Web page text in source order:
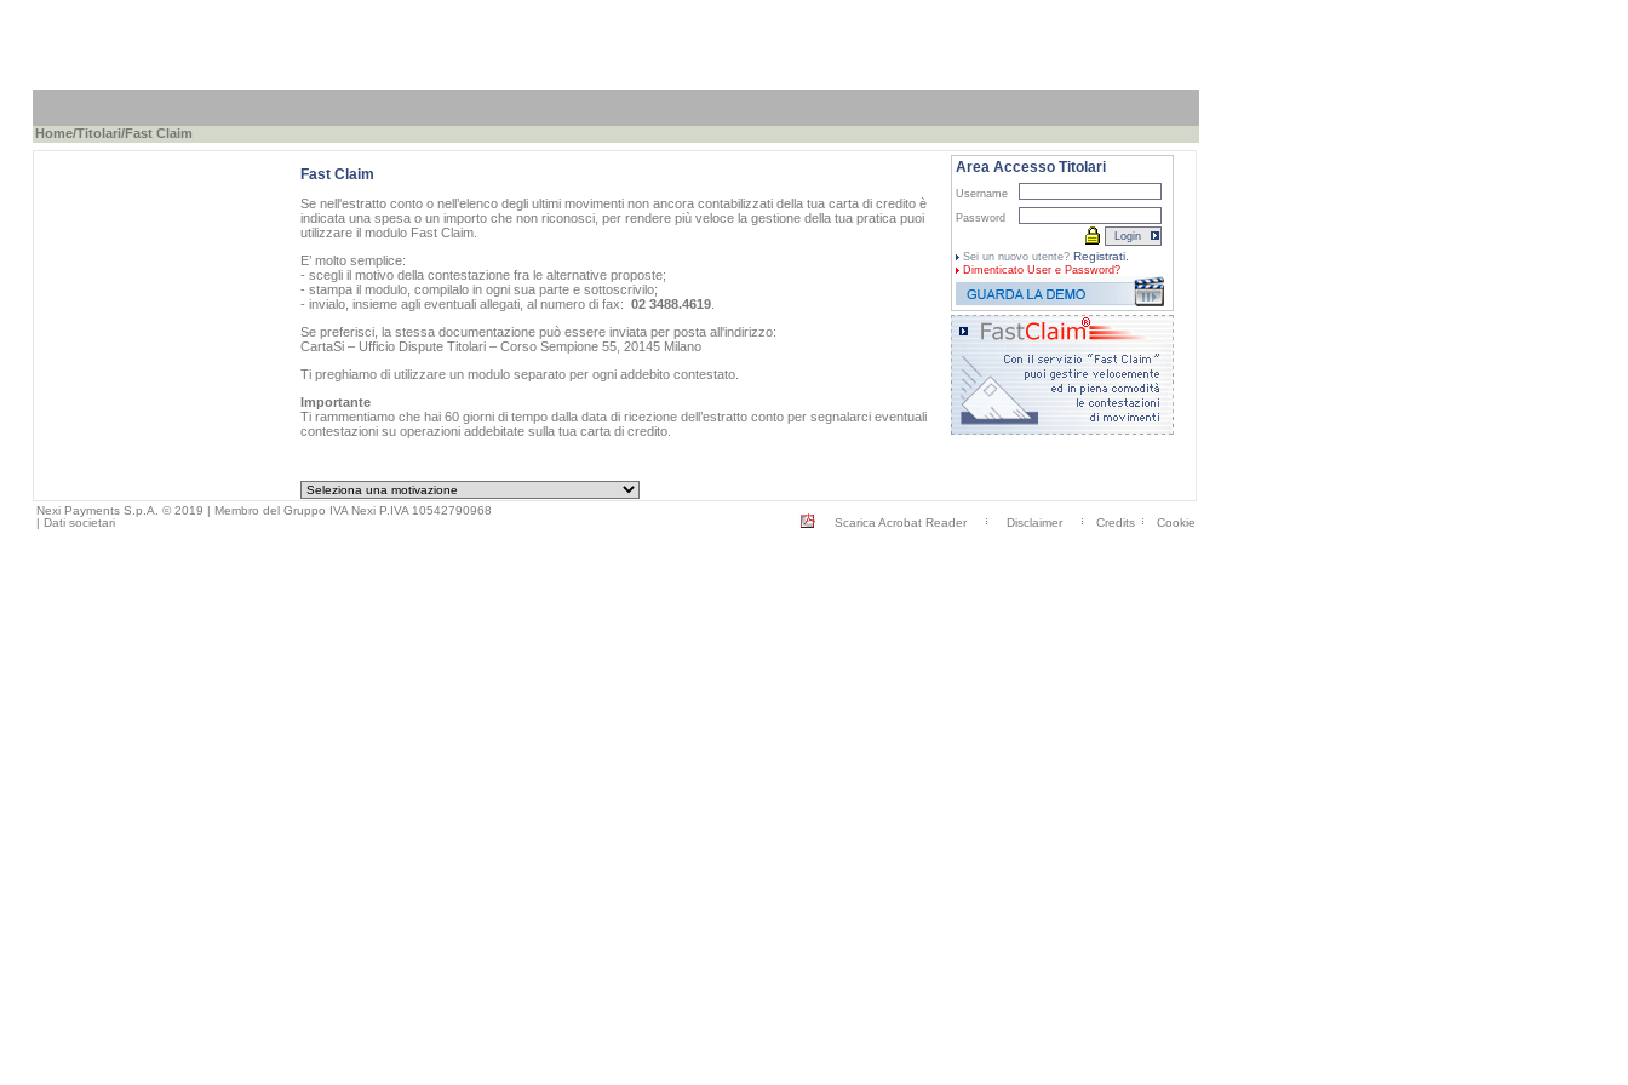
Home/Titolari/Fast Claim
Fast Claim
Se nell'estratto conto o nell’elenco degli ultimi movimenti non ancora contabilizzati della tua carta di credito è
indicata una spesa o un importo che non riconosci, per rendere più veloce la gestione della tua pratica puoi
utilizzare il modulo Fast Claim.
E’ molto semplice:
- scegli il motivo della contestazione fra le alternative proposte;
- stampa il modulo, compilalo in ogni sua parte e sottoscrivilo;
- invialo, insieme agli eventuali allegati, al numero di fax: 02 3488.4619.
Se preferisci, la stessa documentazione può essere inviata per posta all'indirizzo:
CartaSi – Ufficio Dispute Titolari – Corso Sempione 55, 20145 Milano
Ti preghiamo di utilizzare un modulo separato per ogni addebito contestato.
Importante
Ti rammentiamo che hai 60 giorni di tempo dalla data di ricezione dell’estratto conto per segnalarci eventuali
contestazioni su operazioni addebitate sulla tua carta di credito.
Area Accesso Titolari
Username
Password
Sei un nuovo utente? Registrati.
Dimenticato User e Password?
Nexi Payments S.p.A. © 2019 | Membro del Gruppo IVA Nexi P.IVA 10542790968
| Dati societari Scarica Acrobat Reader Disclaimer Credits Cookie